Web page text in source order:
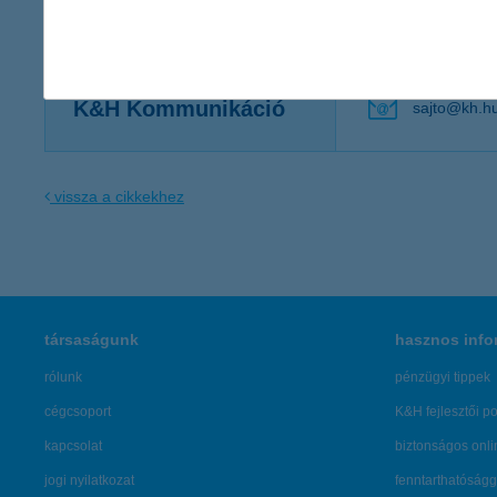
K&H Kommunikáció
vissza a cikkekhez
társaságunk
rólunk
cégcsoport
kapcsolat
jogi nyilatkozat
hasznos
pénzügyi tippek
K&H fejlesztői
biztonságos